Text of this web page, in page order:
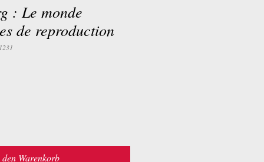
: Le monde
de reproduction
den Warenkorb